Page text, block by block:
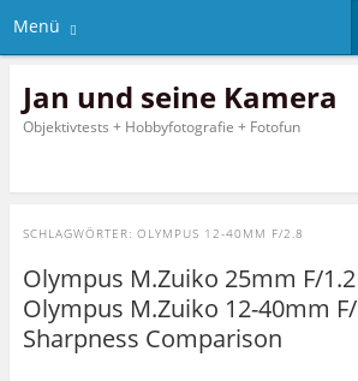
Menü
Jan und seine Kamera
Objektivtests + Hobbyfotografie + Fotofun
SCHLAGWÖRTER: OLYMPUS 12-40MM F/2.8
Olympus M.Zuiko 25mm F/
Olympus M.Zuiko 12-40mm
Sharpness Comparison